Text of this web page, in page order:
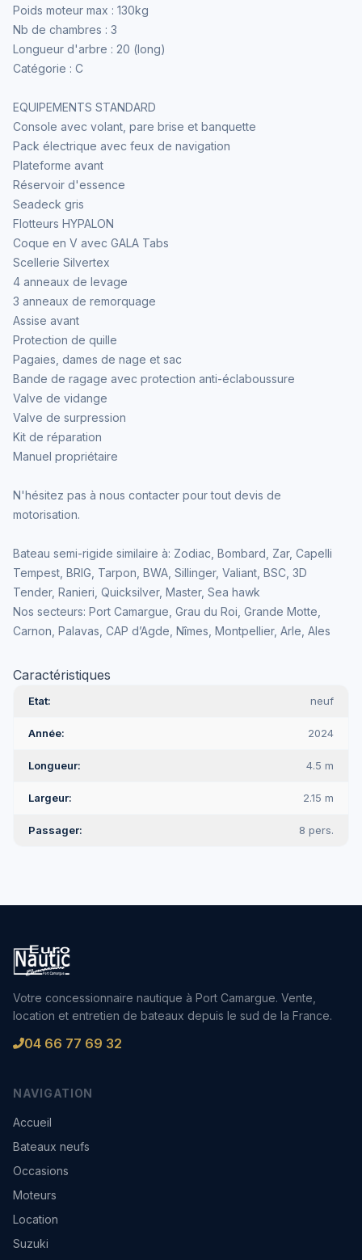
Poids moteur max : 130kg
Nb de chambres : 3
Longueur d'arbre : 20 (long)
Catégorie : C
EQUIPEMENTS STANDARD
Console avec volant, pare brise et banquette
Pack électrique avec feux de navigation
Plateforme avant
Réservoir d'essence
Seadeck gris
Flotteurs HYPALON
Coque en V avec GALA Tabs
Scellerie Silvertex
4 anneaux de levage
3 anneaux de remorquage
Assise avant
Protection de quille
Pagaies, dames de nage et sac
Bande de ragage avec protection anti-éclaboussure
Valve de vidange
Valve de surpression
Kit de réparation
Manuel propriétaire
N'hésitez pas à nous contacter pour tout devis de
motorisation.
Bateau semi-rigide similaire à: Zodiac, Bombard, Zar, Capelli
Tempest, BRIG, Tarpon, BWA, Sillinger, Valiant, BSC, 3D
Tender, Ranieri, Quicksilver, Master, Sea hawk
Nos secteurs: Port Camargue, Grau du Roi, Grande Motte,
Carnon, Palavas, CAP d’Agde, Nîmes, Montpellier, Arle, Ales
Caractéristiques
Etat neuf
Année 2024
Longueur 4.5 m
Largeur 2.15 m
Passager 8 pers.
Votre concessionnaire nautique à Port Camargue. Vente,
location et entretien de bateaux depuis le sud de la France.
04 66 77 69 32
NAVIGATION
Accueil
Bateaux neufs
Occasions
Moteurs
Location
Suzuki